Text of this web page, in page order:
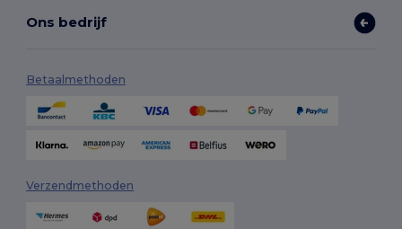
Ons bedrijf
Betaalmethoden
Verzendmethoden